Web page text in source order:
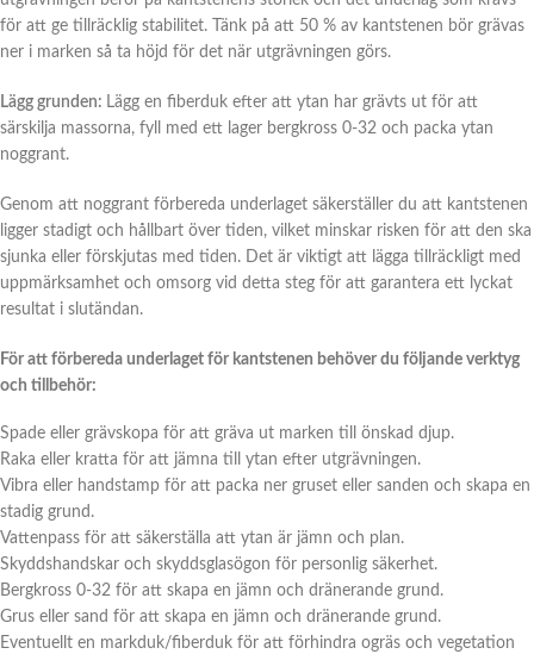
för att ge tillräcklig stabilitet. Tänk på att 50 % av kantstenen bör grävas
ner i marken så ta höjd för det när utgrävningen görs.
Lägg grunden: Lägg en fiberduk efter att ytan har grävts ut för att
särskilja massorna, fyll med ett lager bergkross 0-32 och packa ytan
noggrant.
Genom att noggrant förbereda underlaget säkerställer du att kantstenen
ligger stadigt och hållbart över tiden, vilket minskar risken för att den ska
sjunka eller förskjutas med tiden. Det är viktigt att lägga tillräckligt med
uppmärksamhet och omsorg vid detta steg för att garantera ett lyckat
resultat i slutändan.
För att förbereda underlaget för kantstenen behöver du följande verktyg
och tillbehör:
Spade eller grävskopa för att gräva ut marken till önskad djup.
Raka eller kratta för att jämna till ytan efter utgrävningen.
Vibra eller handstamp för att packa ner gruset eller sanden och skapa en
stadig grund.
Vattenpass för att säkerställa att ytan är jämn och plan.
Skyddshandskar och skyddsglasögon för personlig säkerhet.
Bergkross 0-32 för att skapa en jämn och dränerande grund.
Grus eller sand för att skapa en jämn och dränerande grund.
Eventuellt en markduk/fiberduk för att förhindra ogräs och vegetation